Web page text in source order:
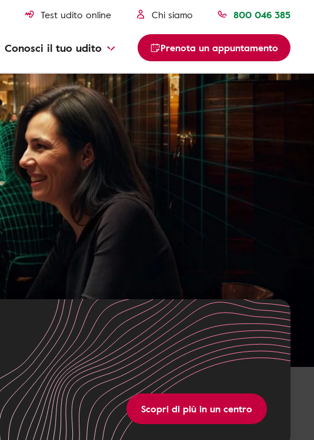
Test udito online Chi siamo 800 046 385
Conosci il tuo udito Prenota un appuntamento
Scopri di più in un centro